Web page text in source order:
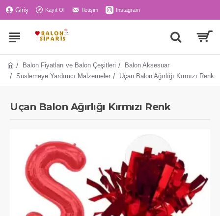
Giriş Kayıt Ol İletişim Instagram
Balon Fiyatları ve Balon Çeşitleri
Balon Aksesuar
Süslemeye Yardımcı Malzemeler
Uçan Balon Ağırlığı Kırmızı Renk
Uçan Balon Ağırlığı Kırmızı Renk